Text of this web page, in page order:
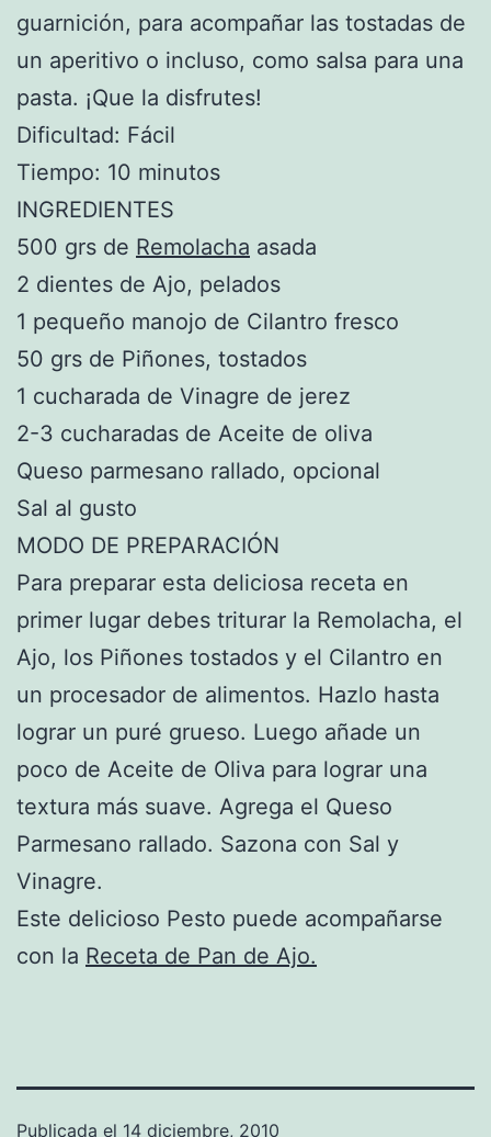
guarnición, para acompañar las tostadas de
un aperitivo o incluso, como salsa para una
pasta. ¡Que la disfrutes!
Dificultad: Fácil
Tiempo: 10 minutos
INGREDIENTES
500 grs de Remolacha asada
2 dientes de Ajo, pelados
1 pequeño manojo de Cilantro fresco
50 grs de Piñones, tostados
1 cucharada de Vinagre de jerez
2-3 cucharadas de Aceite de oliva
Queso parmesano rallado, opcional
Sal al gusto
MODO DE PREPARACIÓN
Para preparar esta deliciosa receta en
primer lugar debes triturar la Remolacha, el
Ajo, los Piñones tostados y el Cilantro en
un procesador de alimentos. Hazlo hasta
lograr un puré grueso. Luego añade un
poco de Aceite de Oliva para lograr una
textura más suave. Agrega el Queso
Parmesano rallado. Sazona con Sal y
Vinagre.
Este delicioso Pesto puede acompañarse
con la Receta de Pan de Ajo.
Publicada el 14 diciembre, 2010